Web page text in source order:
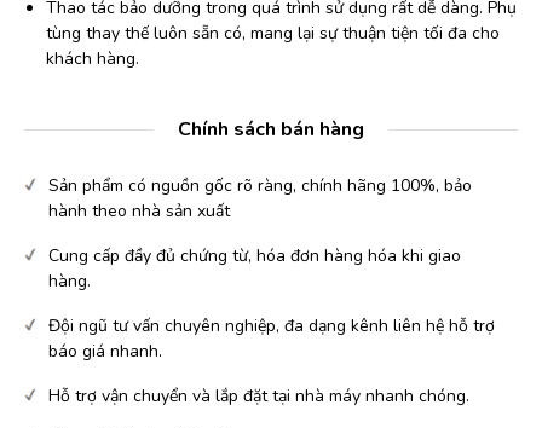
Thao tác bảo dưỡng trong quá trình sử dụng rất dễ dàng. Phụ
tùng thay thế luôn sẵn có, mang lại sự thuận tiện tối đa cho
khách hàng.
Chính sách bán hàng
Sản phẩm có nguồn gốc rõ ràng, chính hãng 100%, bảo
hành theo nhà sản xuất
Cung cấp đầy đủ chứng từ, hóa đơn hàng hóa khi giao
hàng.
Đội ngũ tư vấn chuyên nghiệp, đa dạng kênh liên hệ hỗ trợ
báo giá nhanh.
Hỗ trợ vận chuyển và lắp đặt tại nhà máy nhanh chóng.